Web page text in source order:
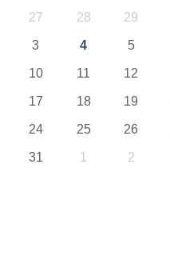
27 28 29
3 4 5
10 11 12
17 18 19
24 25 26
31 1 2